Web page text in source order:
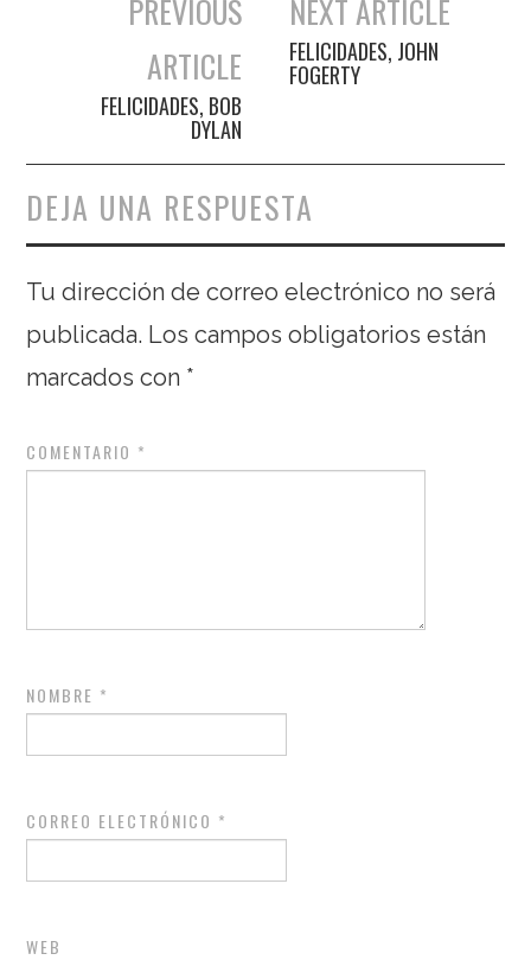
Navegación de entradas
PREVIOUS
ARTICLE
FELICIDADES, BOB
DYLAN
NEXT ARTICLE
FELICIDADES, JOHN
FOGERTY
DEJA UNA RESPUESTA
Tu dirección de correo electrónico no será
publicada. Los campos obligatorios están
marcados con *
COMENTARIO *
NOMBRE *
CORREO ELECTRÓNICO *
WEB